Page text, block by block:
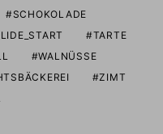
SCHOKOLADE
TARTE
WALNÜSSE
ZIMT